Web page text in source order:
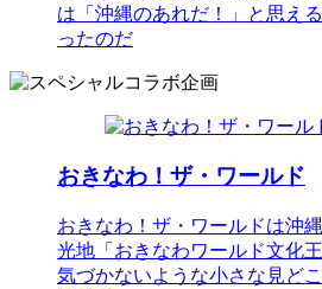
は「沖縄のあれだ！」と思え
ったのだ
おきなわ！ザ・ワールド
おきなわ！ザ・ワールドは沖
光地「おきなわワールド文化
気づかないような小さな見ど